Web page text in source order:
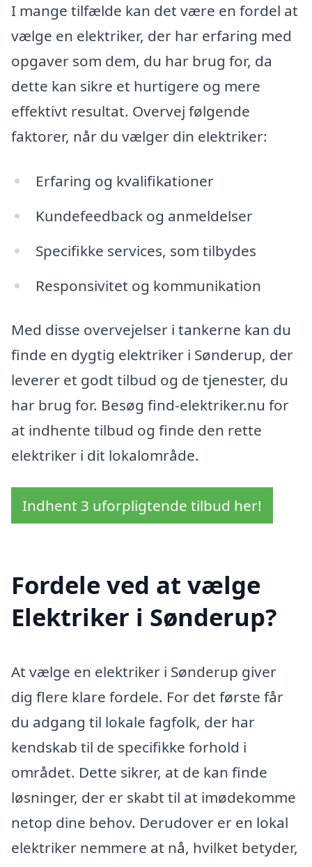
I mange tilfælde kan det være en fordel at
vælge en elektriker, der har erfaring med
opgaver som dem, du har brug for, da
dette kan sikre et hurtigere og mere
effektivt resultat. Overvej følgende
faktorer, når du vælger din elektriker:
Erfaring og kvalifikationer
Kundefeedback og anmeldelser
Specifikke services, som tilbydes
Responsivitet og kommunikation
Med disse overvejelser i tankerne kan du
finde en dygtig elektriker i Sønderup, der
leverer et godt tilbud og de tjenester, du
har brug for. Besøg find-elektriker.nu for
at indhente tilbud og finde den rette
elektriker i dit lokalområde.
Indhent 3 uforpligtende tilbud her!
Fordele ved at vælge
Elektriker i Sønderup?
At vælge en elektriker i Sønderup giver
dig flere klare fordele. For det første får
du adgang til lokale fagfolk, der har
kendskab til de specifikke forhold i
området. Dette sikrer, at de kan finde
løsninger, der er skabt til at imødekomme
netop dine behov. Derudover er en lokal
elektriker nemmere at nå, hvilket betyder,